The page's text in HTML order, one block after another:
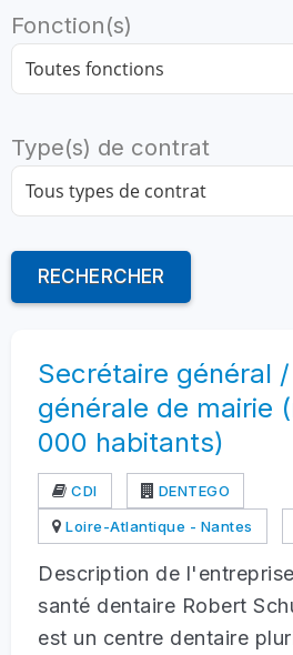
Fonction(s)
Type(s) de contrat
RECHERCHER
Secrétaire général
générale de mairie
000 habitants)
CDI
DENTEGO
Loire-Atlantique - Nantes
Description de
santé dentaire Robert
est un centre dentaire